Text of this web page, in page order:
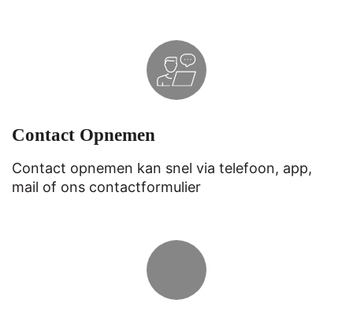
Contact Opnemen
Contact opnemen kan snel via telefoon, app,
mail of ons contactformulier